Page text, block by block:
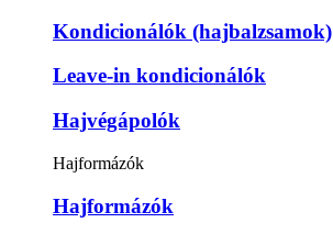
Kondicionálók (hajbalzsamok)
Leave-in kondicionálók
Hajvégápolók
Hajformázók
Hajformázók